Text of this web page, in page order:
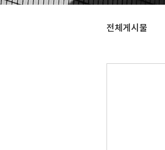
전체게시물